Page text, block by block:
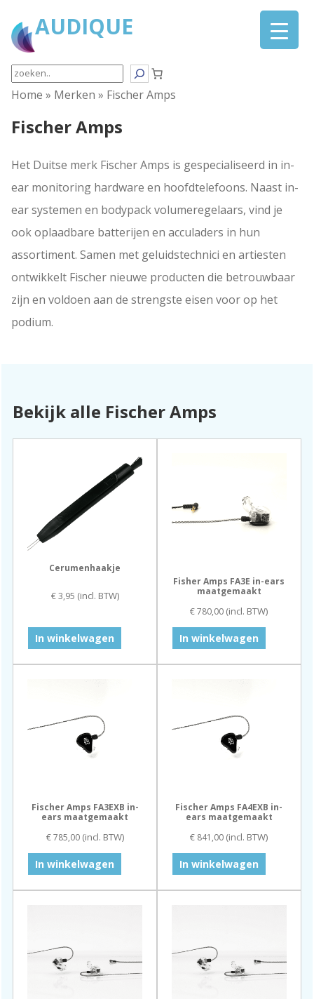
naar
de
AUDIQUE
Search
Home » Merken » Fischer Amps
Fischer Amps
Het Duitse merk Fischer Amps is gespecialiseerd in in-
ear monitoring hardware en hoofdtelefoons. Naast in-
ear systemen en bodypack volumeregelaars, vind je
ook oplaadbare batterijen en acculaders in hun
assortiment. Samen met geluidstechnici en artiesten
ontwikkelt Fischer nieuwe producten die betrouwbaar
zijn en voldoen aan de strengste eisen voor op het
podium.
Bekijk alle Fischer Amps
Cerumenhaakje
€3,95 (incl. BTW)
In winkelwagen
Fisher Amps FA3E in-ears
maatgemaakt
€780,00 (incl. BTW)
In winkelwagen
Fischer Amps FA3EXB in-
ears maatgemaakt
€785,00 (incl. BTW)
In winkelwagen
Fischer Amps FA4EXB in-
ears maatgemaakt
€ 841,00 (incl. BTW)
In winkelwagen